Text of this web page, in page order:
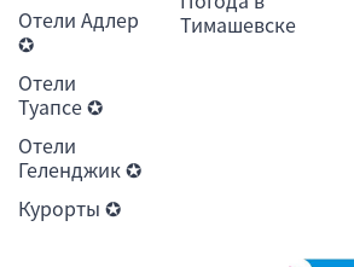
Отели Адлер
✪
Отели
Туапсе ✪
Отели
Геленджик ✪
Курорты ✪
Тимашевске